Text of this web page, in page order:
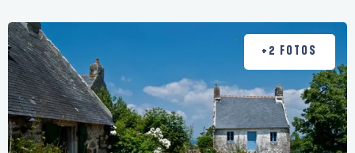
+2 FOTOS